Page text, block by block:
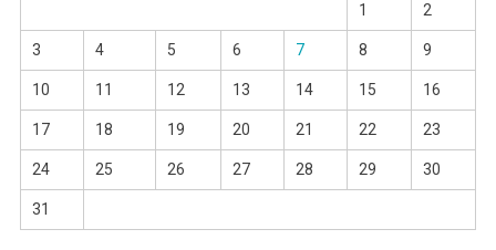
1 2
3 4 5 6 7 8 9
10 11 12 13 14 15 16
17 18 19 20 21 22 23
24 25 26 27 28 29 30
31